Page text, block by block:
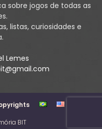
sobre jogos de todas as
listas, curiosidades e
Lemes
BIT